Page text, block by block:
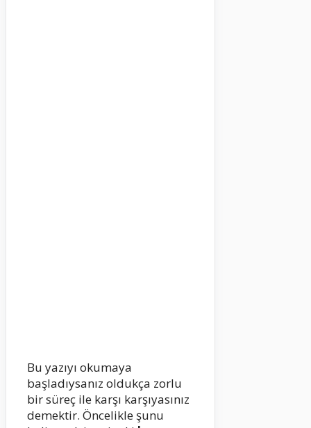
Bu yazıyı okumaya
başladıysanız oldukça zorlu
bir süreç ile karşı karşıyasınız
demektir. Öncelikle şunu